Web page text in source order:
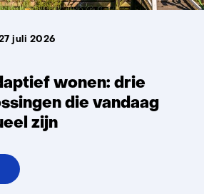
wonen: drie
die vandaag
zijn
juli 2026